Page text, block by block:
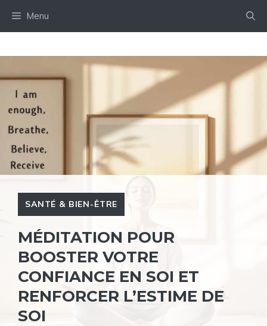
Menu
SANTÉ & BIEN-ÊTRE
MÉDITATION POUR
BOOSTER VOTRE
CONFIANCE EN SOI ET
RENFORCER L’ESTIME DE
SOI